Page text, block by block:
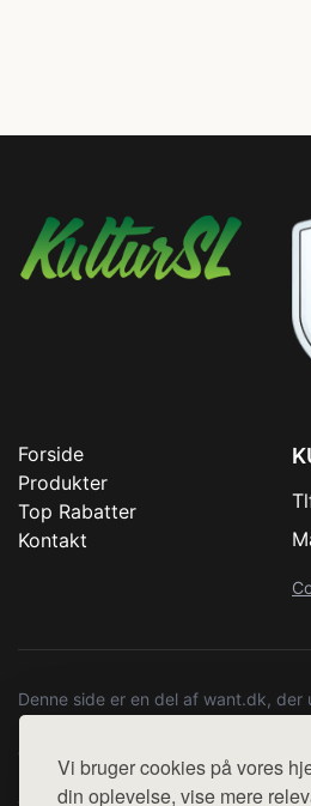
Vi bruger cookies på vores
din oplevelse, vise mere
Forside
Produkter
Top Rabatter
Kontakt
Denne side er en del af want.dk,
hjemmesider med præsentation af
diverse webshops. Der sælges ikke
henviser til de shops, som sælger